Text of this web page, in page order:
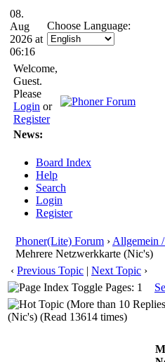
08.
Aug
2026 at
06:16
Choose Language:
Welcome,
Guest.
Please
Login or
Register
News:
Board Index
Help
Search
Login
Register
Phoner(Lite) Forum › Allgemein
Mehrere Netzwerkkarte (Nic's)
‹ Previous Topic | Next Topic ›
Pages: 1
(Nic's) (Read 13614 times)